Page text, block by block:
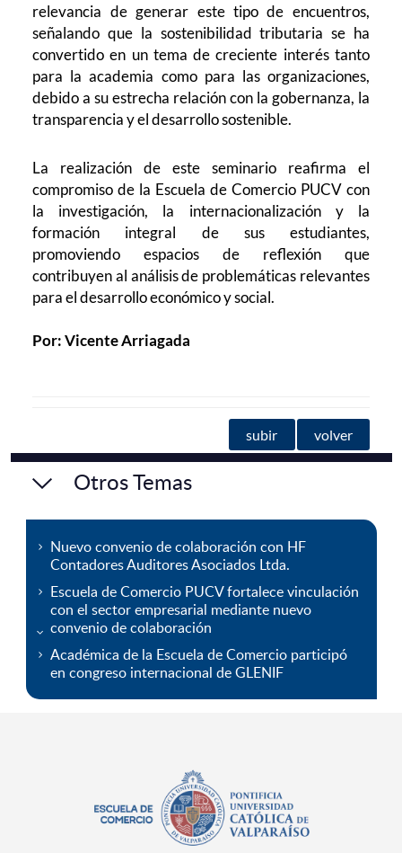
relevancia de generar este tipo de encuentros,
señalando que la sostenibilidad tributaria se ha
convertido en un tema de creciente interés tanto
para la academia como para las organizaciones,
debido a su estrecha relación con la gobernanza, la
transparencia y el desarrollo sostenible.
La realización de este seminario reafirma el
compromiso de la Escuela de Comercio PUCV con
la investigación, la internacionalización y la
formación integral de sus estudiantes,
promoviendo espacios de reflexión que
contribuyen al análisis de problemáticas relevantes
para el desarrollo económico y social.
Por: Vicente Arriagada
subir volver
Otros Temas
Nuevo convenio de colaboración con HF
Contadores Auditores Asociados Ltda.
Escuela de Comercio PUCV fortalece vinculación
con el sector empresarial mediante nuevo
convenio de colaboración
Académica de la Escuela de Comercio participó
en congreso internacional de GLENIF